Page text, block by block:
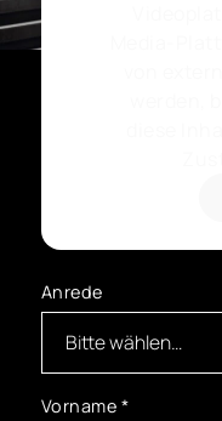
Anrede
Vorname *